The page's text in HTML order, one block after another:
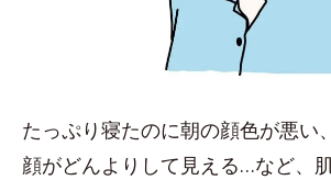
たっぷり寝たのに朝の顔色が悪い
顔がどんよりして見える…など、